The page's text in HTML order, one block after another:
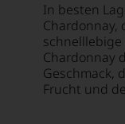
In besten
Chardonnay,
Chardonnay
Geschmack,
Frucht und